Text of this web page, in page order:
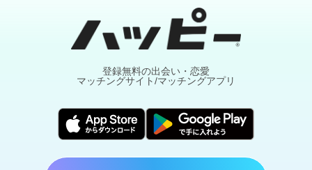
登録無料の出会い・恋愛
マッチングサイト/マッチングアプリ